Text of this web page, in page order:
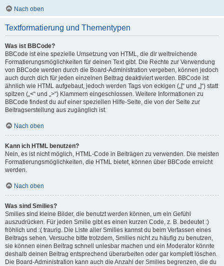
Nach oben
Textformatierung und Thementypen
Was ist BBCode?
BBCode ist eine spezielle Umsetzung von HTML, die dir weitreichende
Formatierungsmöglichkeiten für deinen Text gibt. Die Rechte zur Verwendung
von BBCode werden durch die Board-Administration vergeben, können jedoch
auch durch dich für jeden einzelnen Beitrag deaktiviert werden. BBCode ist
ähnlich wie HTML aufgebaut, jedoch werden Tags von eckigen („[“ und „]“) statt
spitzen („<“ und „>“) Klammern eingeschlossen. Weitere Informationen zu
BBCode findest du auf einer speziellen Hilfe-Seite, die von der Seite zur
Beitragserstellung aus zugänglich ist.
Nach oben
Kann ich HTML benutzen?
Nein, es ist nicht möglich, HTML-Code in Beiträgen zu verwenden. Die meisten
Formatierungsmöglichkeiten, die HTML bietet, können über BBCode erreicht
werden.
Nach oben
Was sind Smilies?
Smilies sind kleine Bilder, die benutzt werden können, um ein Gefühl
auszudrücken. Für jeden Smilie gibt es einen kurzen Code, z. B. bedeutet :)
fröhlich und :( traurig. Die Liste aller Smilies kannst du beim Verfassen eines
Beitrags sehen. Versuche bitte trotzdem, Smilies nicht zu häufig zu benutzen,
sie können einen Beitrag schnell unlesbar machen und ein Moderator könnte
deshalb deinen Beitrag entsprechend überarbeiten oder gar komplett löschen.
Die Board-Administration kann auch die Anzahl der Smilies begrenzen, die du